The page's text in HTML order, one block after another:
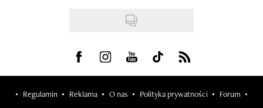
Visit us on Facebook
Visit us on Instagram
Visit us on Youtube
Visit us on Tiktok
Visit us on Rss
Regulamin Reklama O nas Polityka prywatności Forum